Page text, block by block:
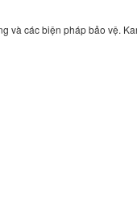
các biện pháp bảo vệ.